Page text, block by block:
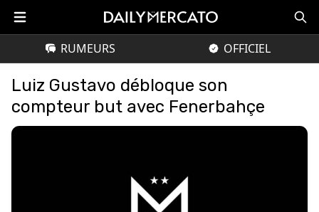
RUMEURS OFFICIEL
Luiz Gustavo débloque son
compteur but avec Fenerbahçe